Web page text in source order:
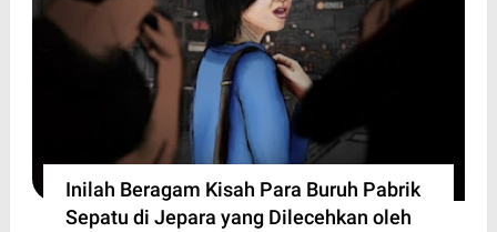
Inilah Beragam Kisah Para Buruh Pabrik
Sepatu di Jepara yang Dilecehkan oleh